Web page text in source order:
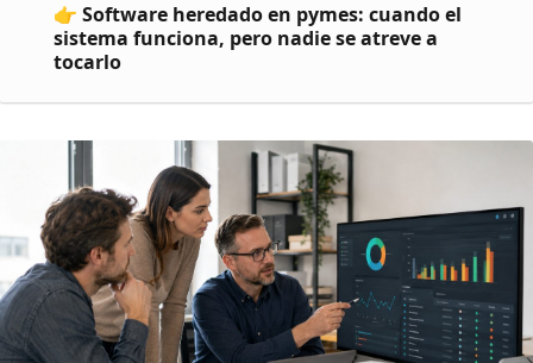
👉 Software heredado en pymes: cuando el
sistema funciona, pero nadie se atreve a
tocarlo